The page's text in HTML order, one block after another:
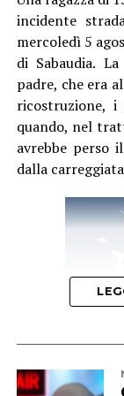
Le indagini dei
ruoli delle
ulteriori
incidente
mercoledì 5
di Sabaudia.
padre, che era
ricostruzione,
quando, nel
avrebbe perso
dalla